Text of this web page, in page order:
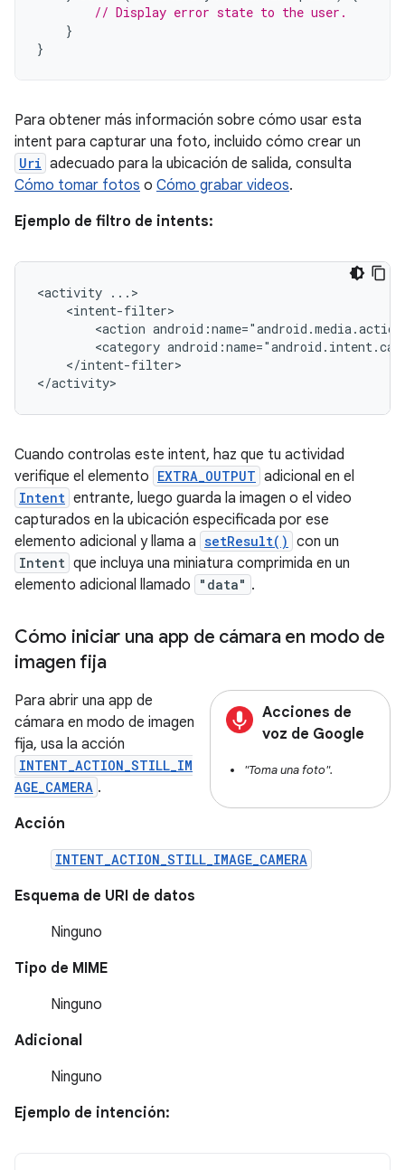
// Display error state to the user.
}
}
Para obtener más información sobre cómo usar esta
intent para capturar una foto, incluido cómo crear un
Uri adecuado para la ubicación de salida, consulta
Cómo tomar fotos o Cómo grabar videos.
Ejemplo de filtro de intents:
<activity
<action
<category
</intent-filter>
</activity>
Cuando controlas este intent, haz que tu actividad
verifique el elemento EXTRA_OUTPUT adicional en el
Intent entrante, luego guarda la imagen o el video
capturados en la ubicación especificada por ese
elemento adicional y llama a setResult() con un
Intent que incluya una miniatura comprimida en un
elemento adicional llamado
"data" .
Cómo iniciar una app de cámara en modo de
imagen fija
Acciones de
voz de Google
"Toma una foto".
Para abrir una app de
cámara en modo de imagen
fija, usa la acción
INTENT_ACTION_STILL_IM
AGE_CAMERA .
Acción
INTENT_ACTION_STILL_IMAGE_CAMERA
Esquema de URI de datos
Ninguno
Tipo de MIME
Ninguno
Adicional
Ninguno
Ejemplo de intención: